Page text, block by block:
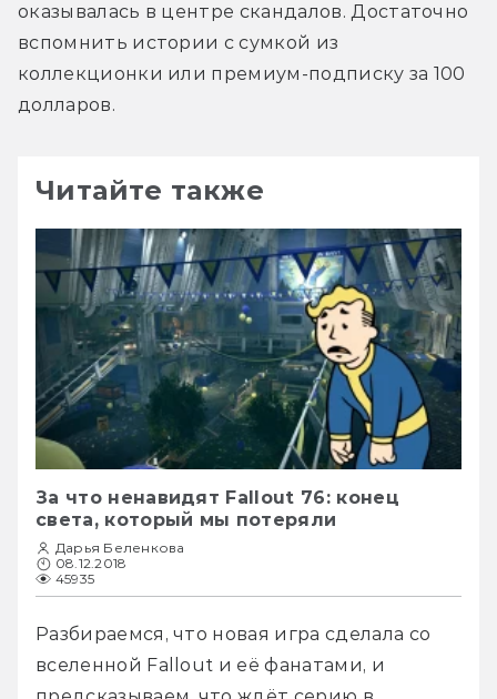
оказывалась в центре скандалов. Достаточно
вспомнить истории с сумкой из
коллекционки или премиум-подписку за 100
долларов.
Читайте также
За что ненавидят Fallout 76: конец
света, который мы потеряли
Дарья Беленкова
08.12.2018
45935
Разбираемся, что новая игра сделала со
вселенной Fallout и её фанатами, и